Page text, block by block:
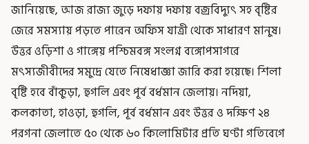
জানিয়েছে, আজ রাজ্য জুড়ে দফায় দফায় বজ্রবিদ্যুৎ সহ বৃষ্টির
জেরে সমস্যায় পড়তে পারেন অফিস যাত্রী থেকে সাধারণ মানুষ।
উত্তর ওড়িশা ও গাঙ্গেয় পশ্চিমবঙ্গ সংলগ্ন বঙ্গোপসাগরে
মৎস্যজীবীদের সমুদ্রে যেতে নিষেধাজ্ঞা জারি করা হয়েছে। শিলা
বৃষ্টি হবে বাঁকুড়া, হুগলি এবং পূর্ব বর্ধমান জেলায়। নদিয়া,
কলকাতা, হাওড়া, হুগলি, পূর্ব বর্ধমান এবং উত্তর ও দক্ষিণ ২৪
পরগনা জেলাতে ৫০ থেকে ৬০ কিলোমিটার প্রতি ঘণ্টা গতিবেগে